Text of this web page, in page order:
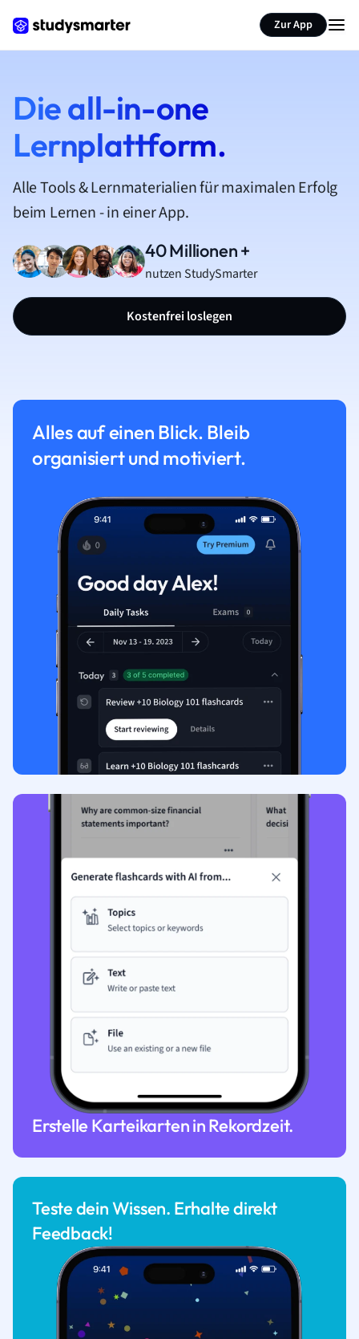
Zur App
Die all-in-one
Lernplattform.
Alle Tools & Lernmaterialien für maximalen Erfolg
beim Lernen - in einer App.
40 Millionen +
nutzen StudySmarter
Kostenfrei loslegen
Alles auf einen Blick. Bleib
organisiert und motiviert.
Erstelle Karteikarten in Rekordzeit.
Teste dein Wissen. Erhalte direkt
Feedback!